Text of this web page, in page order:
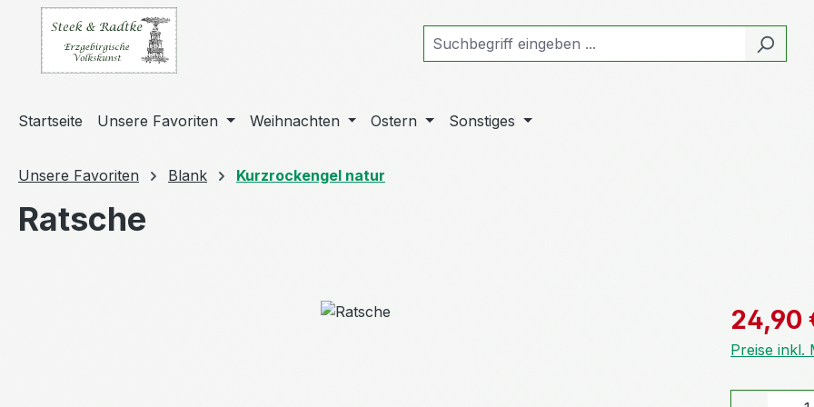
Hauptinhalt springen
Zur Suche springen
Zur Hauptnavigation springen
Startseite Unsere Favoriten Weihnachten Ostern Sonstiges
Unsere Favoriten Blank Kurzrockengel natur
Ratsche
24,90
Preise inkl.